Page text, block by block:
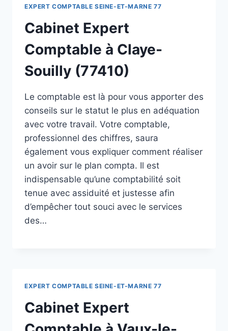
EXPERT COMPTABLE SEINE-ET-MARNE 77
Cabinet Expert
Comptable à Claye-
Souilly (77410)
Le comptable est là pour vous apporter des
conseils sur le statut le plus en adéquation
avec votre travail. Votre comptable,
professionnel des chiffres, saura
également vous expliquer comment réaliser
un avoir sur le plan compta. Il est
indispensable qu’une comptabilité soit
tenue avec assiduité et justesse afin
d’empêcher tout souci avec le services
des…
EXPERT COMPTABLE SEINE-ET-MARNE 77
Cabinet Expert